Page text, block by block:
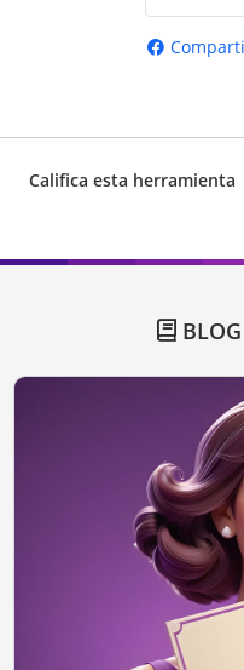
Califica esta herramienta
BLOG